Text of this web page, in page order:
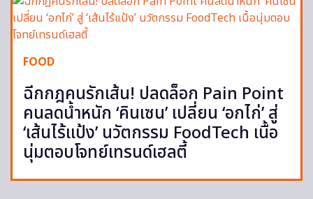
FOOD
ฉีกกฎคนรักเส้น! ปลดล็อก Pain Point
คนลดน้ำหนัก ‘คินเซน’ เปลี่ยน ‘อกไก่’ สู่
‘เส้นไร้แป้ง’ นวัตกรรม FoodTech เนื้อ
นุ่มตอบโจทย์เทรนด์เฮลตี้